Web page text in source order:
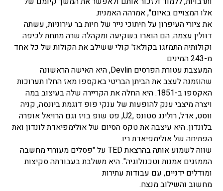
אלו המצויים באיום", אמרהה האמנית.
את ציורי העיפרון על חיתוכי נייר של חיות בר עירוניות, עשתה
דוולין עצמה. הם הוארו בשקיעה ומקהלה שרה מתחת לכיפה
וקולותיה התמזגו בקולאז' קולי ששילב את הקולות של כל אחד
מ-243 המינים.
המעצבת עטורת הפרסים Devlin, היא האישה הראשונה
שהוזמנה לעצב את הביתן הבריטי באקספו מאז החלו תערוכות
האקספו ב-1851. היא החלה את הקריירה שלה בעיצוב במה
ויצרה מיצבי ענק להופעות של ענקי פופ דוגמת ביונסה, קניה
ווסט, אדל, רולינג סטונס ,U2, פט שופ בויז וגם הרויאל אופרה
בלונדון. היא עיצבה את טקס הסיום של אולימפיאדת לונדון ואת
הפתיחה של אולימפיאדת ריו.
שווה לשמוע אותה בהרצאת TED על "פסלים מעוררי מחשבה
הממזגים אמנות וטכנולוגיה". היא משלבת בעבודתה סקיצות
ומודלים ידניים, עם עבודות עתירות
מחשוב והשילוב מנצח.